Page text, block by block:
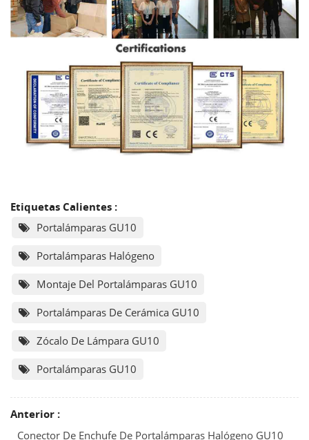
Etiquetas Calientes :
Portalámparas GU10
Portalámparas Halógeno
Montaje Del Portalámparas GU10
Portalámparas De Cerámica GU10
Zócalo De Lámpara GU10
Portalámparas GU10
Anterior :
Conector De Enchufe De Portalámparas Halógeno GU10